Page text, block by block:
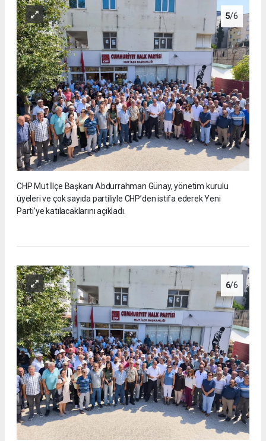
5/6
CHP Mut İlçe Başkanı Abdurrahman Günay, yönetim kurulu
üyeleri ve çok sayıda partiliyle CHP’den istifa ederek Yeni
Parti’ye katılacaklarını açıkladı.
6/6